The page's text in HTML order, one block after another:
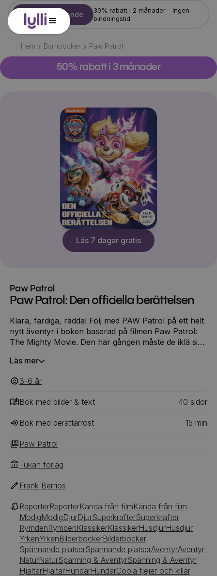
Starta erbjudande
30% rabatt i 2 månader. Ingen
bindningstid.
Hem Barnböcker Paw Patrol
50% rabatt i 3 månader
Läs 7 dagar gratis
Paw Patrol
Paw Patrol: Den officiella berättelsen
Klara, färdiga, rädda! Följ med PAW Patrol på ett helt
nytt äventyr i boken baserad på filmen Paw Patrol:
The Mighty Movie. Den här gången måste de iklä sig
hotet!
Läs mer
3-6 ‎‎ år
Bok med bilder & text 40 ‎‎ sidor
Bok med berättarröst 15 min
Paw Patrol
Tukan förlag
Frank Berrios
ReporterReporterKända från filmKända från film
ModigModigDjurDjurSuperkrafterSuperkrafter
RymdenRymdenKlassikerKlassikerHusdjurHusdjur
YrkenYrkenBilderböckerBilderböcker
Spännande platserSpännande platserÄventyrÄventyr
NaturNaturSpänning & ÄventyrSpänning & Äventyr
HjältarHjältarHundarHundarCoola tjejer och killar